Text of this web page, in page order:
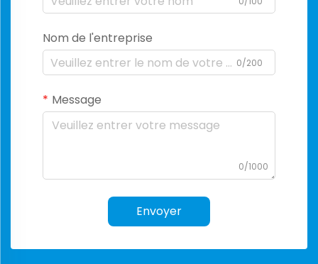
Nom de l'entreprise
0/200
Message
0/1000
Envoyer